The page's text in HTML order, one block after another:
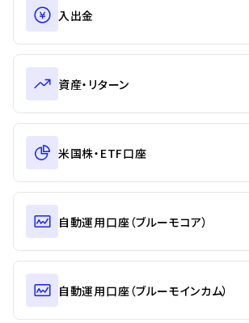
入出金
資産・リターン
米国株・ETF口座
自動運用口座（ブルーモコア）
自動運用口座（ブルーモインカム）